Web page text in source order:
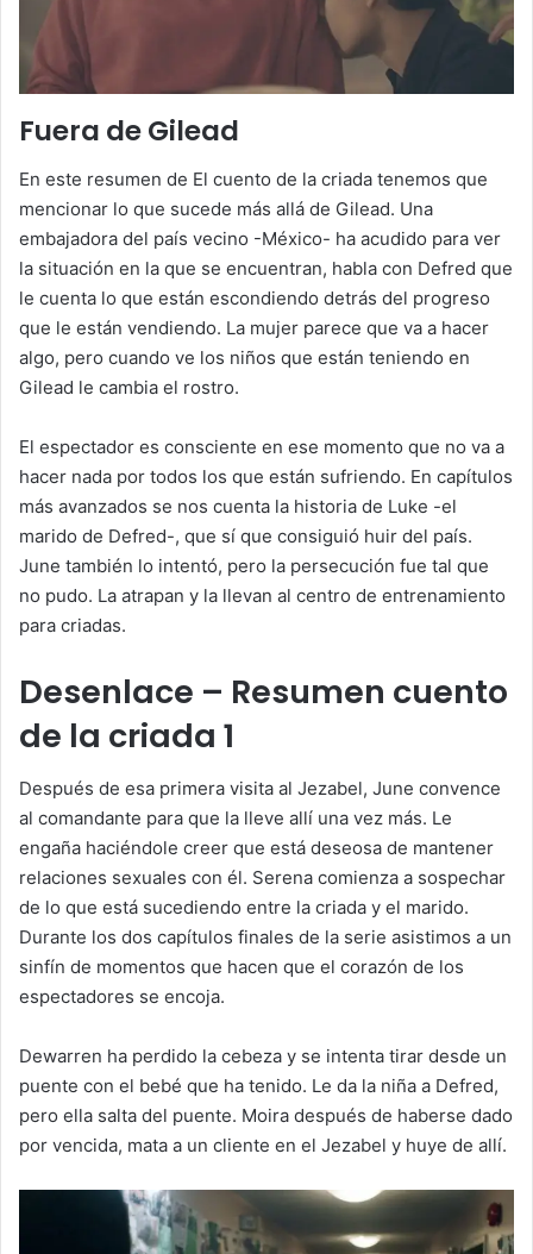
Fuera de Gilead
En este resumen de El cuento de la criada tenemos que
mencionar lo que sucede más allá de Gilead. Una
embajadora del país vecino -México- ha acudido para ver
la situación en la que se encuentran, habla con Defred que
le cuenta lo que están escondiendo detrás del progreso
que le están vendiendo. La mujer parece que va a hacer
algo, pero cuando ve los niños que están teniendo en
Gilead le cambia el rostro.
El espectador es consciente en ese momento que no va a
hacer nada por todos los que están sufriendo. En capítulos
más avanzados se nos cuenta la historia de Luke -el
marido de Defred-, que sí que consiguió huir del país.
June también lo intentó, pero la persecución fue tal que
no pudo. La atrapan y la llevan al centro de entrenamiento
para criadas.
Desenlace – Resumen cuento
de la criada 1
Después de esa primera visita al Jezabel, June convence
al comandante para que la lleve allí una vez más. Le
engaña haciéndole creer que está deseosa de mantener
relaciones sexuales con él. Serena comienza a sospechar
de lo que está sucediendo entre la criada y el marido.
Durante los dos capítulos finales de la serie asistimos a un
sinfín de momentos que hacen que el corazón de los
espectadores se encoja.
Dewarren ha perdido la cebeza y se intenta tirar desde un
puente con el bebé que ha tenido. Le da la niña a Defred,
pero ella salta del puente. Moira después de haberse dado
por vencida, mata a un cliente en el Jezabel y huye de allí.